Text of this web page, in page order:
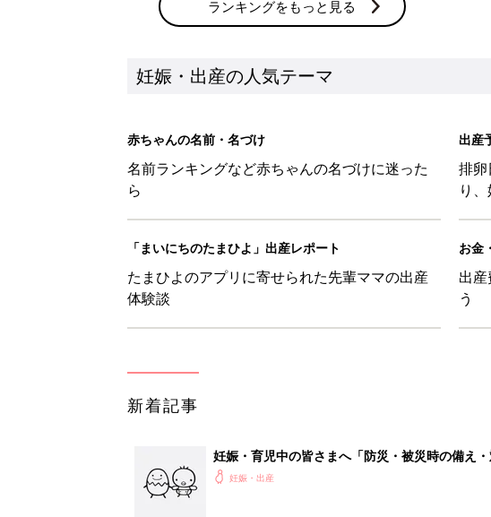
妊娠・育児中の皆さまへ「防災・被災時の備え・
アカチャンホンポでたまひよ雑誌を買うとポイン
妊娠・出産
たまひよの雑誌